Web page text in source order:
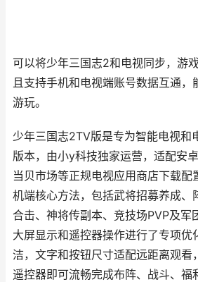
可以将少年三国志2和电视同步，游
且支持手机和电视端账号数据互通，
游玩。
少年三国志2TV版是专为智能电视和
版本，由小y科技独家运营，适配安
当贝市场等正规电视应用商店下载配
机端核心方法，包括武将招募养成、
合击、神将传副本、竞技场PVP及军
大屏显示和遥控器操作进行了专项优
洁，文字和按钮尺寸适配远距离观看
遥控器即可流畅完成布阵、战斗、福